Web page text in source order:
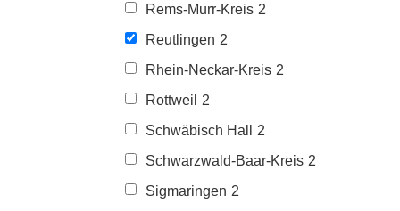
Rems-Murr-Kreis 2
Reutlingen 2
Rhein-Neckar-Kreis 2
Rottweil
2
Schwäbisch Hall
2
Schwarzwald-Baar-Kreis 2
Sigmaringen 2